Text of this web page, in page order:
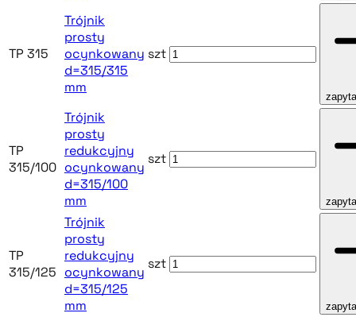
TP 315
Trójnik
prosty
ocynkowany
d=315/315
mm
szt
TP
315/100
Trójnik
prosty
redukcyjny
ocynkowany
d=315/100
mm
szt
TP
315/125
Trójnik
prosty
redukcyjny
ocynkowany
d=315/125
mm
szt